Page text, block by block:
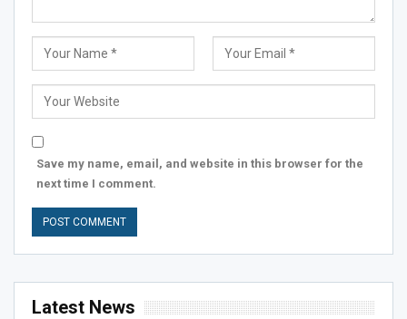
Save my name, email, and website in this browser for the
next time I comment.
Latest News